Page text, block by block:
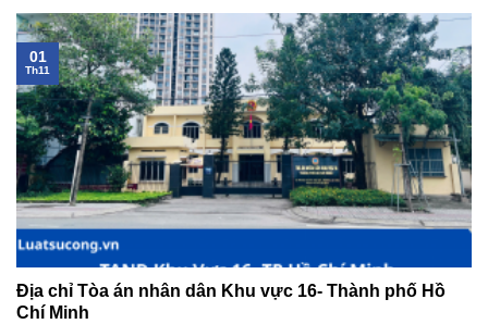
Địa chỉ Tòa án nhân dân Khu vực 16- Thành phố Hồ
Chí Minh
01
Th11